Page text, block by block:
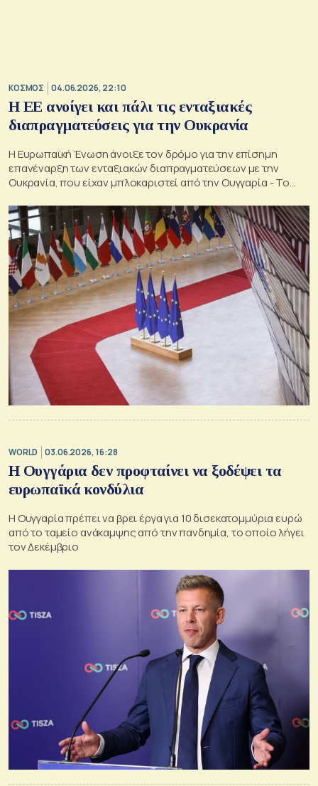
ΚΟΣΜΟΣ 04.06.2026, 22:10
Η ΕΕ ανοίγει και πάλι τις ενταξιακές
διαπραγματεύσεις για την Ουκρανία
Η Ευρωπαϊκή Ένωση άνοιξε τον δρόμο για την επίσημη
επανέναρξη των ενταξιακών διαπραγματεύσεων με την
Ουκρανία, που είχαν μπλοκαριστεί από την Ουγγαρία - Το
WORLD 03.06.2026, 16:28
Η Ουγγάρια δεν προφταίνει να ξοδέψει τα
ευρωπαϊκά κονδύλια
Η Ουγγαρία πρέπει να βρει έργα για 10 δισεκατομμύρια ευρώ
από το ταμείο ανάκαμψης από την πανδημία, το οποίο λήγει
τον Δεκέμβριο